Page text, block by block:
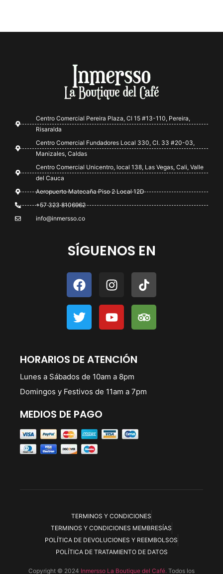
Centro Comercial Pereira Plaza, Cl 15 #13-110, Pereira,
Risaralda
Centro Comercial Fundadores Local 330, Cl. 33 #20-03,
Manizales, Caldas
Centro Comercial Unicentro, local 138, Las Vegas, Cali, Valle
del Cauca
Aeropuerto Matecaña Piso 2 Local 12D
+57 323 8106962
info@inmersso.co
SÍGUENOS EN
HORARIOS DE ATENCIÓN
Lunes a Sábados de 10am a 8pm
Domingos y Festivos de 11am a 7pm
MEDIOS DE PAGO
TERMINOS Y CONDICIONES
TERMINOS Y CONDICIONES MEMBRESÍAS
POLÍTICA DE DEVOLUCIONES Y REEMBOLSOS
POLÍTICA DE TRATAMIENTO DE DATOS
Copyright © 2024 Inmersso La Boutique del Café. Todos los